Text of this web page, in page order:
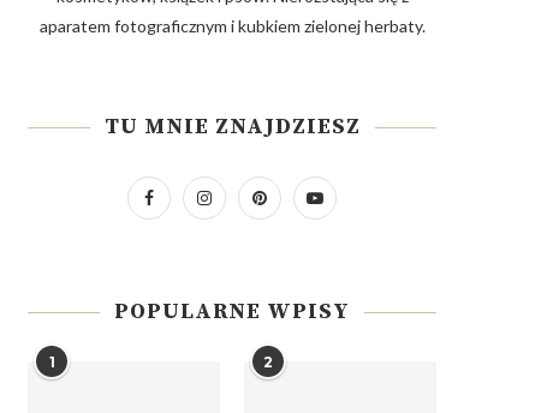
aparatem fotograficznym i kubkiem zielonej herbaty.
TU MNIE ZNAJDZIESZ
POPULARNE WPISY
1 2